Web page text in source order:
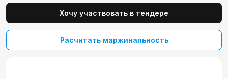
Хочу участвовать в тендере
Расчитать маржинальность